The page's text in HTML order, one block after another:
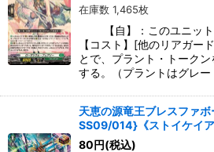
在庫数 1,465枚
【自】：このユニット
【コスト】[他のリアガー
とで、プラント・トーク
する。（プラントはグレ
天恵の源竜王ブレスファ
SS09/014}《ストイケイア
80円(税込)